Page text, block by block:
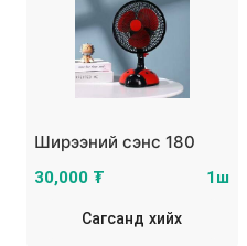
Ширээний сэнс 180
30,000 ₮ 1ш
Сагсанд хийх